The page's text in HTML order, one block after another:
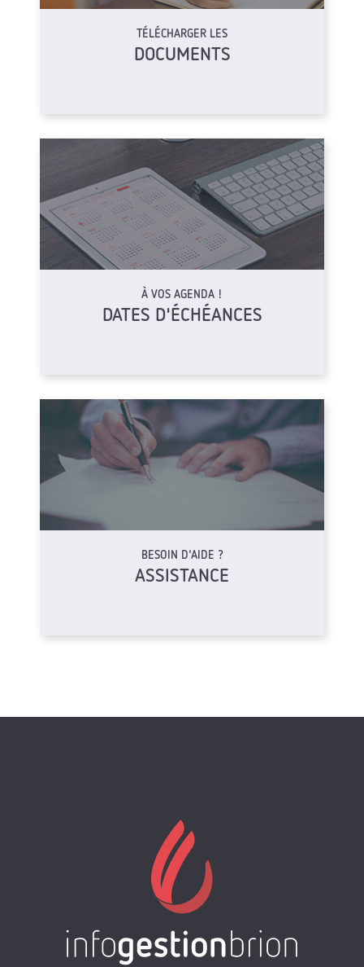
TÉLÉCHARGER LES
DOCUMENTS
À VOS AGENDA !
DATES D'ÉCHÉANCES
BESOIN D'AIDE ?
ASSISTANCE